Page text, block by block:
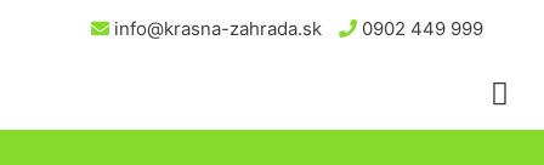
info@krasna-zahrada.sk 0902 449 999